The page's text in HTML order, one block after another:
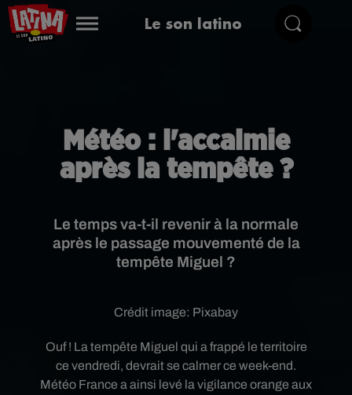
Le son latino
Météo : l'accalmie
après la tempête ?
Le temps va-t-il revenir à la normale
après le passage mouvementé de la
tempête Miguel ?
Crédit image: Pixabay
Ouf ! La tempête Miguel qui a frappé le territoire
ce vendredi, devrait se calmer ce week-end.
Météo France a ainsi levé la vigilance orange aux